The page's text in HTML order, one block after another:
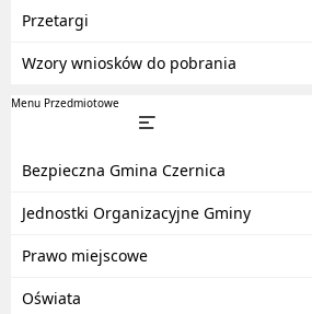
Przetargi
Wzory wniosków do pobrania
Menu Przedmiotowe
Bezpieczna Gmina Czernica
Jednostki Organizacyjne Gminy
Prawo miejscowe
Oświata